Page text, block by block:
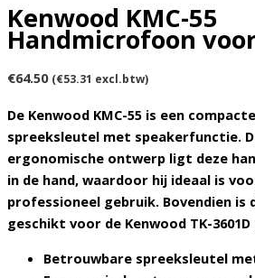
Kenwood KMC-55
Handmicrofoon
€64.50 (€53.31 excl.btw)
De Kenwood KMC-55 is een
spreeksleutel met speakerfunctie.
ergonomische ontwerp ligt deze
in de hand, waardoor hij ideaal is
professioneel gebruik. Bovendien is
geschikt voor de Kenwood TK-
Betrouwbare spreeksleutel